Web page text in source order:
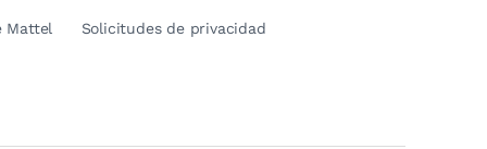
Mattel
Solicitudes de privacidad